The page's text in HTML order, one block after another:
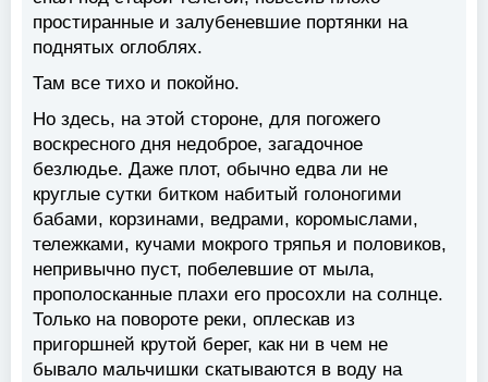
простиранные и залубеневшие портянки на
поднятых оглоблях.
Там все тихо и покойно.
Но здесь, на этой стороне, для погожего
воскресного дня недоброе, загадочное
безлюдье. Даже плот, обычно едва ли не
круглые сутки битком набитый голоногими
бабами, корзинами, ведрами, коромыслами,
тележками, кучами мокрого тряпья и половиков,
непривычно пуст, побелевшие от мыла,
прополосканные плахи его просохли на солнце.
Только на повороте реки, оплескав из
пригоршней крутой берег, как ни в чем не
бывало мальчишки скатываются в воду на